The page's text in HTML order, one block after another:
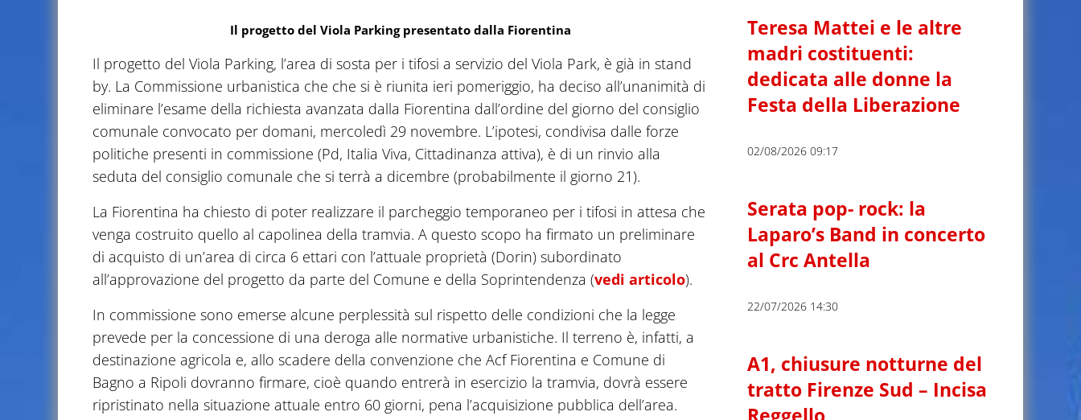
Il progetto del Viola Parking presentato dalla Fiorentina
Il progetto del Viola Parking, l’area di sosta per i tifosi a servizio del Viola Park, è già in stand
by. La Commissione urbanistica che che si è riunita ieri pomeriggio, ha deciso all’unanimità di
eliminare l’esame della richiesta avanzata dalla Fiorentina dall’ordine del giorno del consiglio
comunale convocato per domani, mercoledì 29 novembre. L’ipotesi, condivisa dalle forze
politiche presenti in commissione (Pd, Italia Viva, Cittadinanza attiva), è di un rinvio alla
seduta del consiglio comunale che si terrà a dicembre (probabilmente il giorno 21).
La Fiorentina ha chiesto di poter realizzare il parcheggio temporaneo per i tifosi in attesa che
venga costruito quello al capolinea della tramvia. A questo scopo ha firmato un preliminare
di acquisto di un’area di circa 6 ettari con l’attuale proprietà (Dorin) subordinato
all’approvazione del progetto da parte del Comune e della Soprintendenza (vedi articolo).
In commissione sono emerse alcune perplessità sul rispetto delle condizioni che la legge
prevede per la concessione di una deroga alle normative urbanistiche. Il terreno è, infatti, a
destinazione agricola e, allo scadere della convenzione che Acf Fiorentina e Comune di
Bagno a Ripoli dovranno firmare, cioè quando entrerà in esercizio la tramvia, dovrà essere
ripristinato nella situazione attuale entro 60 giorni, pena l’acquisizione pubblica dell’area.
Teresa Mattei e le altre
madri costituenti:
dedicata alle donne la
Festa della Liberazione
02/08/2026 09:17
Serata pop- rock: la
Laparo’s Band in concerto
al Crc Antella
22/07/2026 14:30
A1, chiusure notturne del
tratto Firenze Sud – Incisa